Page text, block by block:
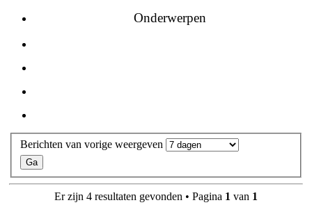
Onderwerpen
Berichten van vorige weergeven
Er zijn 4 resultaten gevonden • Pagina 1 van 1